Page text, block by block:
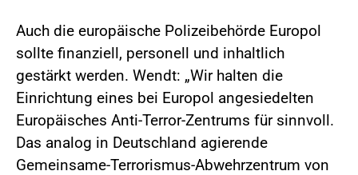
Auch die europäische Polizeibehörde Europol
sollte finanziell, personell und inhaltlich
gestärkt werden. Wendt: „Wir halten die
Einrichtung eines bei Europol angesiedelten
Europäisches Anti-Terror-Zentrums für sinnvoll.
Das analog in Deutschland agierende
Gemeinsame-Terrorismus-Abwehrzentrum von